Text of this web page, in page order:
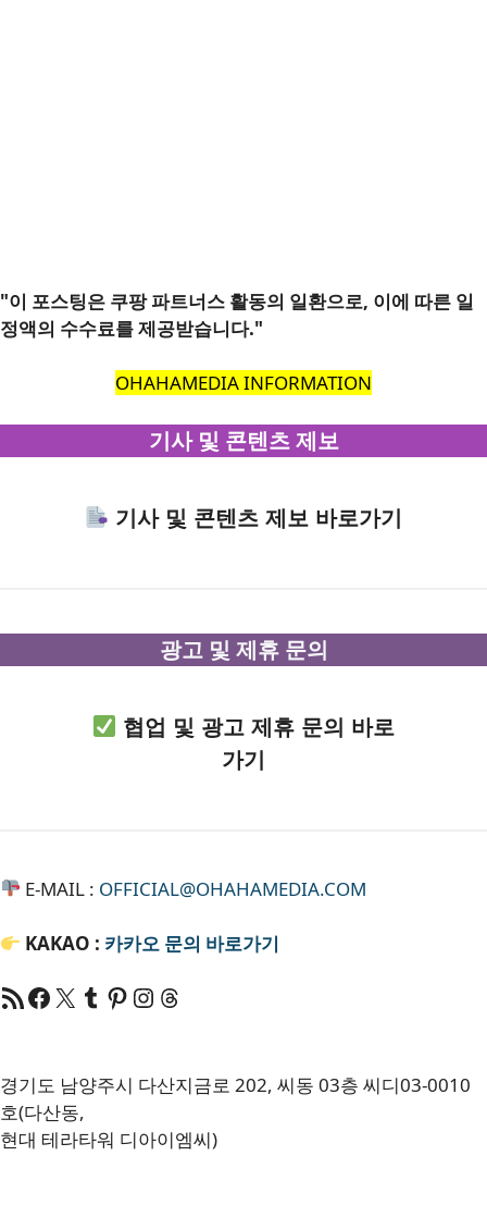
"이 포스팅은 쿠팡 파트너스 활동의 일환으로, 이에 따른 일
정액의 수수료를 제공받습니다."
OHAHAMEDIA INFORMATION
기사 및 콘텐츠 제보
기사 및 콘텐츠 제보 바로가기
광고 및 제휴 문의
협업 및 광고 제휴 문의 바로
가기
E-MAIL : OFFICIAL@OHAHAMEDIA.COM
KAKAO : 카카오 문의 바로가기
RSS 피드Facebook
X Tumblr
Pinterest
RSSThreads
경기도 남양주시 다산지금로 202, 씨동 03층 씨디03-0010
호(다산동,
현대 테라타워 디아이엠씨)